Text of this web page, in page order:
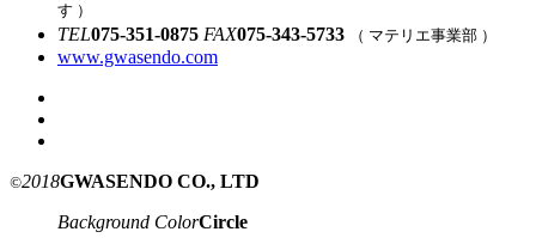
す ）
TEL075-351-0875 FAX075-343-5733 （ マテリエ事業部 ）
www.gwasendo.com
©2018GWASENDO CO., LTD
Background ColorCircle